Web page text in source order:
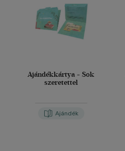
Ajándékkártya - Sok
szeretettel
Ajándék